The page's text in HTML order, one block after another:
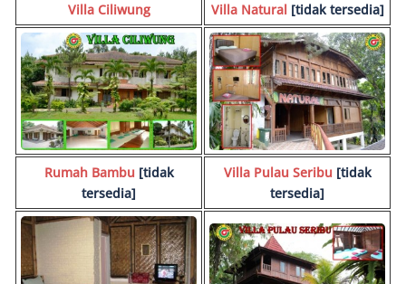
Villa Ciliwung Villa Natural [tidak tersedia]
Rumah Bambu [tidak
tersedia]
Villa Pulau Seribu [tidak
tersedia]